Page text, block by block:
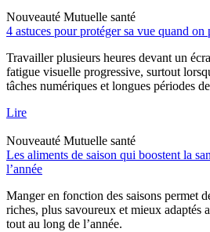
Nouveauté Mutuelle santé
4 astuces pour protéger sa vue quand on
Travailler plusieurs heures devant un
fatigue visuelle progressive, surtout
tâches numériques et longues périodes
Lire
Nouveauté Mutuelle santé
Les aliments de saison qui boostent la
l’année
Manger en fonction des saisons permet
riches, plus savoureux et mieux adaptés
tout au long de l’année.